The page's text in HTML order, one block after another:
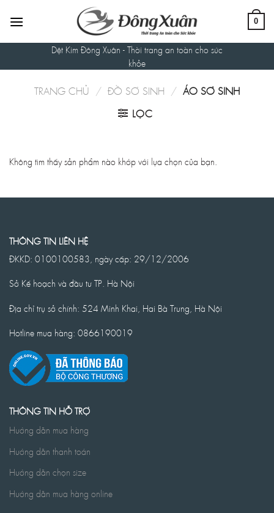
0
Dệt Kim Đông Xuân - Thời trang an toàn cho sức
khỏe
TRANG CHỦ / ĐỒ SƠ SINH / ÁO SƠ SINH
LỌC
Không tìm thấy sản phẩm nào khớp với lựa chọn của bạn.
THÔNG TIN LIÊN HỆ
ĐKKD: 0100100583, ngày cấp: 29/12/2006
Sở Kế hoạch và đầu tư TP. Hà Nội
Địa chỉ trụ sở chính: 524 Minh Khai, Hai Bà Trưng, Hà Nội
Hotline mua hàng: 0866190019
THÔNG TIN HỖ TRỢ
Hướng dẫn mua hàng
Hướng dẫn thanh toán
Hướng dẫn chọn size
Hướng dẫn mua hàng online